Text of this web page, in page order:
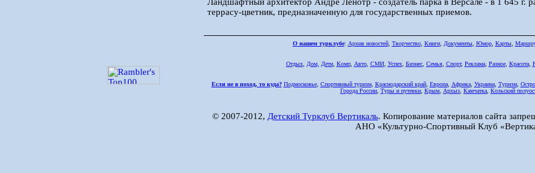
террасу-цветник, предназначенную для государственных приемов.
О нашем турклубе: Архив новостей, Творчество, Книги, Документы, Юмор, Карты,
Отдых, Дом, Дети, Комп, Авто, СМИ, Успех, Бизнес, Семья, Спорт, Реклама, Разное, Красота,
Если не в поход, то куда? Подмосковье, Спортивный туризм, Краснодарский край, Европа, Африка, Украина, Туризм,
Города России Туры и путевки Крым Архыз Камчатка Кольский
© 2007-2012, Детский Турклуб Вертикаль. Копирование материалов сайта
АНО «Культурно-Спортивный Клуб